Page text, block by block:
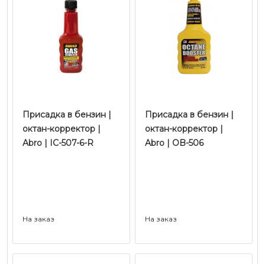
Присадка в бензин |
октан-корректор |
Abro | IC-507-6-R
На заказ
Присадка в бензин |
октан-корректор |
Abro | OB-506
На заказ